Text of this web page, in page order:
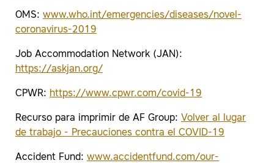
OMS: www.who.int/emergencies/diseases/novel-
coronavirus-2019
Job Accommodation Network (JAN):
https://askjan.org/
CPWR: https://www.cpwr.com/covid-19
Recurso para imprimir de AF Group: Volver al lugar
de trabajo - Precauciones contra el COVID-19
Accident Fund: www.accidentfund.com/our-